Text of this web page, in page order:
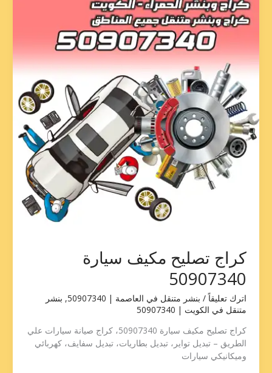
كراج تصليح مكيف سيارة
50907340
اترك تعليقاً / بنشر متنقل في العاصمة | 50907340 , بنشر
متنقل في الكويت | 50907340
كراج تصليح مكيف سيارة 50907340، كراج صيانة سيارات علي
الطريق – تبديل تواير، تبديل بطاريات، تبديل سفايف، كهربائي
وميكانيكي سيارات
تصليح
مكيف
سيارة
50907340